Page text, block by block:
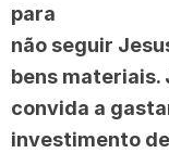
para
não seguir
bens materiais.
convida a
investimento